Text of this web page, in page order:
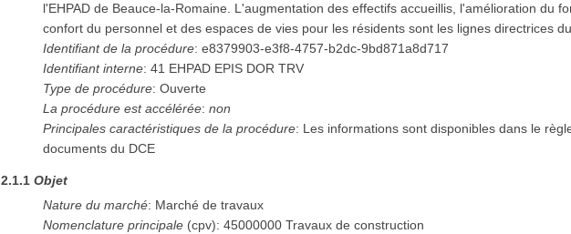
l'EHPAD de Beauce-la-Romaine. L'augmentation des effectifs accueillis, l'amélioration du
confort du personnel et des espaces de vies pour les résidents sont les lignes directrices
Identifiant de la procédure:e8379903-e3f8-4757-b2dc-9bd871a8d717
Identifiant interne:41 EHPAD EPIS DOR TRV
Type de procédure:Ouverte
La procédure est accélérée:non
Principales caractéristiques de la procédure: Les informations sont disponibles dans le
documents du DCE
2.1.1Objet
Nature du marché: Marché de travaux
Nomenclature principale (cpv):45000000 Travaux de construction